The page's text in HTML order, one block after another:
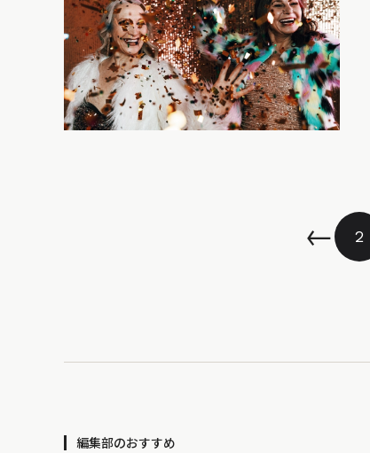
← 2
編集部のおすすめ